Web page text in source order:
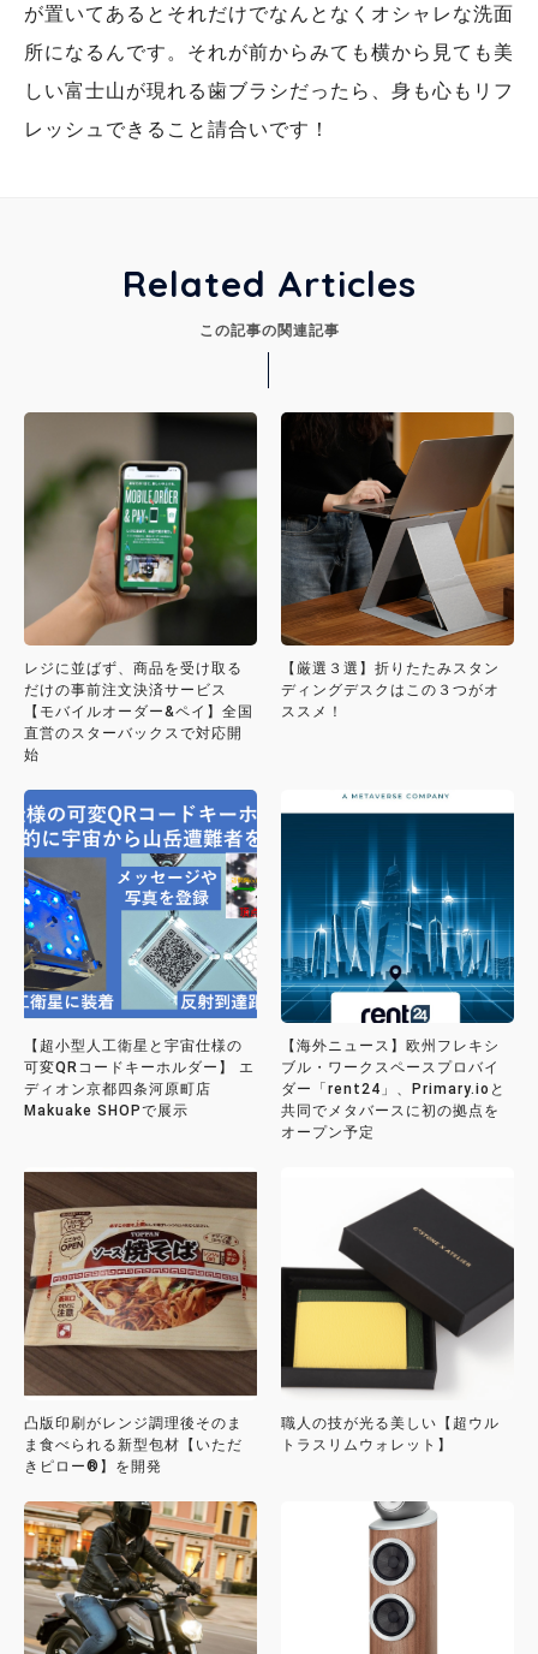
が置いてあるとそれだけでなんとなくオシャレな洗面
所になるんです。それが前からみても横から見ても美
しい富士山が現れる歯ブラシだったら、身も心もリフ
レッシュできること請合いです！
Related Articles
この記事の関連記事
レジに並ばず、商品を受け取る
だけの事前注文決済サービス
【モバイルオーダー&ペイ】全国
直営のスターバックスで対応開
始
【厳選３選】折りたたみスタン
ディングデスクはこの３つがオ
ススメ！
【超小型人工衛星と宇宙仕様の
可変QRコードキーホルダー】 エ
ディオン京都四条河原町店
Makuake SHOPで展示
【海外ニュース】欧州フレキシ
ブル・ワークスペースプロバイ
ダー「rent24」、Primary.ioと
共同でメタバースに初の拠点を
オープン予定
凸版印刷がレンジ調理後そのま
ま食べられる新型包材【いただ
きピロー®】を開発
職人の技が光る美しい【超ウル
トラスリムウォレット】